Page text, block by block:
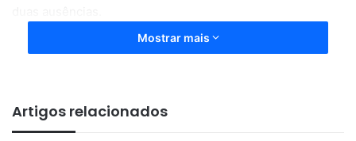
Para os eleitores que estão fora do país e não se
ao Brasil.
Mostrar mais
Artigos relacionados